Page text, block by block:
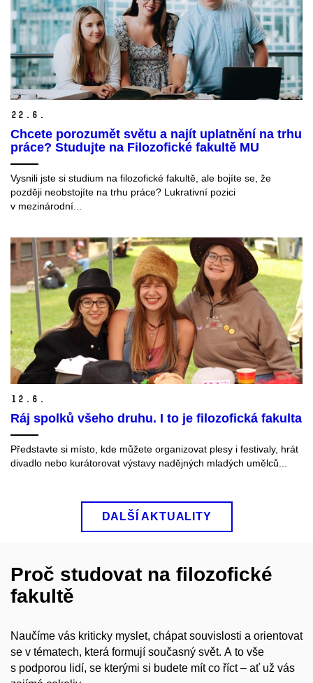
22. 6.
Chcete porozumět světu a najít uplatnění na trhu
práce? Studujte na Filozofické fakultě MU
Vysnili jste si studium na filozofické fakultě, ale bojíte se, že
později neobstojíte na trhu práce? Lukrativní pozici
v mezinárodní...
12. 6.
Ráj spolků všeho druhu. I to je filozofická fakulta
Představte si místo, kde můžete organizovat plesy i festivaly, hrát
divadlo nebo kurátorovat výstavy nadějných mladých umělců...
DALŠÍ AKTUALITY
Proč studovat na filozofické
fakultě
Naučíme vás kriticky myslet, chápat souvislosti a orientovat
se v tématech, která formují současný svět. A to vše
s podporou lidí, se kterými si budete mít co říct – ať už vás